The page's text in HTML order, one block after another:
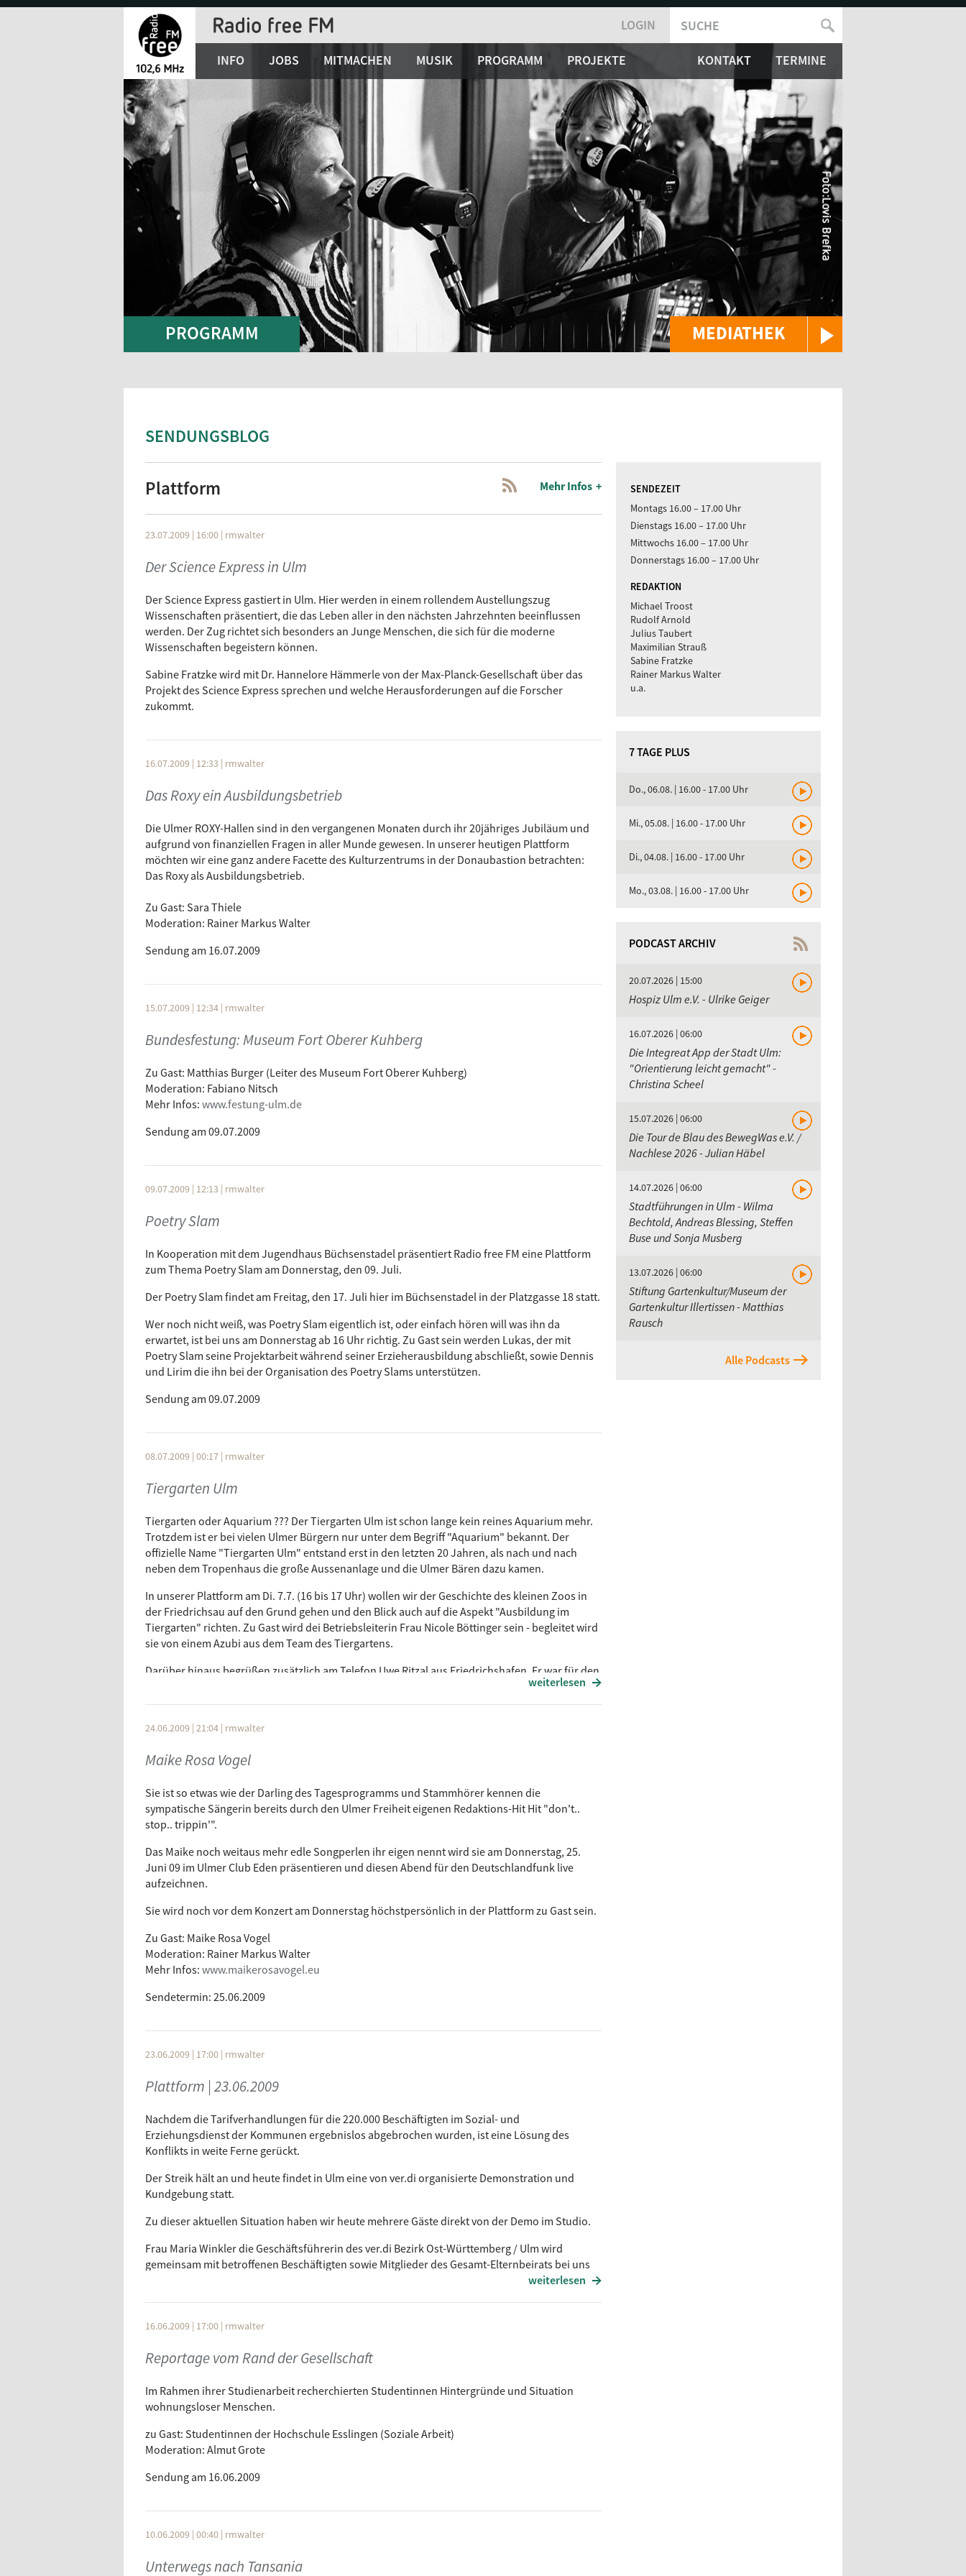
Jump
MEDIATHEK
LOGIN
SUCHFORMULAR
SUCHE
INFO JOBS MITMACHEN MUSIK PROGRAMM PROJEKTE KONTAKT TERMINE
PROGRAMM
SENDUNGSBLOG
Plattform Mehr Infos
23.07.2009 | 16:00 | rmwalter
Der Science Express in Ulm
Der Science Express gastiert in Ulm. Hier werden in einem rollendem Austellungszug
Wissenschaften präsentiert, die das Leben aller in den nächsten Jahrzehnten beeinflussen
werden. Der Zug richtet sich besonders an Junge Menschen, die sich für die moderne
Wissenschaften begeistern können.
Sabine Fratzke wird mit Dr. Hannelore Hämmerle von der Max-Planck-Gesellschaft über das
Projekt des Science Express sprechen und welche Herausforderungen auf die Forscher
zukommt.
16.07.2009 | 12:33 | rmwalter
Das Roxy ein Ausbildungsbetrieb
Die Ulmer ROXY-Hallen sind in den vergangenen Monaten durch ihr 20jähriges Jubiläum und
aufgrund von finanziellen Fragen in aller Munde gewesen. In unserer heutigen Plattform
möchten wir eine ganz andere Facette des Kulturzentrums in der Donaubastion betrachten:
Das Roxy als Ausbildungsbetrieb.
Zu Gast: Sara Thiele
Moderation: Rainer Markus Walter
Sendung am 16.07.2009
15.07.2009 | 12:34 | rmwalter
Bundesfestung: Museum Fort Oberer Kuhberg
Zu Gast: Matthias Burger (Leiter des Museum Fort Oberer Kuhberg)
Moderation: Fabiano Nitsch
Mehr Infos: www.festung-ulm.de
Sendung am 09.07.2009
09.07.2009 | 12:13 | rmwalter
Poetry Slam
In Kooperation mit dem Jugendhaus Büchsenstadel präsentiert Radio free FM eine Plattform
zum Thema Poetry Slam am Donnerstag, den 09. Juli.
Der Poetry Slam findet am Freitag, den 17. Juli hier im Büchsenstadel in der Platzgasse 18 statt.
Wer noch nicht weiß, was Poetry Slam eigentlich ist, oder einfach hören will was ihn da
erwartet, ist bei uns am Donnerstag ab 16 Uhr richtig. Zu Gast sein werden Lukas, der mit
Poetry Slam seine Projektarbeit während seiner Erzieherausbildung abschließt, sowie Dennis
und Lirim die ihn bei der Organisation des Poetry Slams unterstützen.
Sendung am 09.07.2009
08.07.2009 | 00:17 | rmwalter
Tiergarten Ulm
Tiergarten oder Aquarium ??? Der Tiergarten Ulm ist schon lange kein reines Aquarium mehr.
Trotzdem ist er bei vielen Ulmer Bürgern nur unter dem Begriff "Aquarium" bekannt. Der
offizielle Name "Tiergarten Ulm" entstand erst in den letzten 20 Jahren, als nach und nach
neben dem Tropenhaus die große Aussenanlage und die Ulmer Bären dazu kamen.
In unserer Plattform am Di. 7.7. (16 bis 17 Uhr) wollen wir der Geschichte des kleinen Zoos in
der Friedrichsau auf den Grund gehen und den Blick auch auf die Aspekt "Ausbildung im
Tiergarten" richten. Zu Gast wird dei Betriebsleiterin Frau Nicole Böttinger sein - begleitet wird
sie von einem Azubi aus dem Team des Tiergartens.
Darüber hinaus begrüßen zusätzlich am Telefon Uwe Ritzal aus Friedrichshafen. Er war für den
Entwurf, die Konstruktion und letztendlich für die Bauleitung des neuen "Begehbaren
Aquariums" verantwortlich.
Zu Gast: Nicole Böttinger (Betriebsleiterin)
Mehr Infos:www.tiergarten.ulm.de
Sendung am 07.07.2009
weiterlesen
24.06.2009 | 21:04 | rmwalter
Maike Rosa Vogel
Sie ist so etwas wie der Darling des Tagesprogramms und Stammhörer kennen die
sympatische Sängerin bereits durch den Ulmer Freiheit eigenen Redaktions-Hit Hit "don't..
stop.. trippin'".
Das Maike noch weitaus mehr edle Songperlen ihr eigen nennt wird sie am Donnerstag, 25.
Juni 09 im Ulmer Club Eden präsentieren und diesen Abend für den Deutschlandfunk live
aufzeichnen.
Sie wird noch vor dem Konzert am Donnerstag höchstpersönlich in der Plattform zu Gast sein.
Zu Gast: Maike Rosa Vogel
Moderation: Rainer Markus Walter
Mehr Infos: www.maikerosavogel.eu
Sendetermin: 25.06.2009
23.06.2009 | 17:00 | rmwalter
Plattform | 23.06.2009
Nachdem die Tarifverhandlungen für die 220.000 Beschäftigten im Sozial- und
Erziehungsdienst der Kommunen ergebnislos abgebrochen wurden, ist eine Lösung des
Konflikts in weite Ferne gerückt.
Der Streik hält an und heute findet in Ulm eine von ver.di organisierte Demonstration und
Kundgebung statt.
Zu dieser aktuellen Situation haben wir heute mehrere Gäste direkt von der Demo im Studio.
Frau Maria Winkler die Geschäftsführerin des ver.di Bezirk Ost-Württemberg / Ulm wird
gemeinsam mit betroffenen Beschäftigten sowie Mitglieder des Gesamt-Elternbeirats bei uns
Unserer Redakteurin Almut Grote wird durch die Sendung führen und versuchen die
Sichtweisen der Beteiligten zu beleuchten.
zu Gast: Maria Winkler(Geschäftsführerin ver.di Ost-Württemberg / Ulm)
Moderation: Almut Grote
Sendung am 16.06.2009
weiterlesen
16.06.2009 | 17:00 | rmwalter
Reportage vom Rand der Gesellschaft
Im Rahmen ihrer Studienarbeit recherchierten Studentinnen Hintergründe und Situation
wohnungsloser Menschen.
zu Gast: Studentinnen der Hochschule Esslingen (Soziale Arbeit)
Moderation: Almut Grote
Sendung am 16.06.2009
10.06.2009 | 00:40 | rmwalter
Unterwegs nach Tansania
SENDEZEIT
Montags 16.00 – 17.00 Uhr
Dienstags 16.00 – 17.00 Uhr
Mittwochs 16.00 – 17.00 Uhr
Donnerstags 16.00 – 17.00 Uhr
REDAKTION
Michael Troost
Rudolf Arnold
Julius Taubert
Maximilian Strauß
Sabine Fratzke
Rainer Markus Walter
u.a.
7 TAGE PLUS
Do., 06.08. | 16.00 - 17.00 Uhr
Mi., 05.08. | 16.00 - 17.00 Uhr
Di., 04.08. | 16.00 - 17.00 Uhr
Mo., 03.08. | 16.00 - 17.00 Uhr
PODCAST ARCHIV
20.07.2026 | 15:00
Hospiz Ulm e.V. - Ulrike Geiger
16.07.2026 | 06:00
Die Integreat App der Stadt Ulm:
"Orientierung leicht gemacht" -
Christina Scheel
15.07.2026 | 06:00
Die Tour de Blau des BewegWas e.V. /
Nachlese 2026 - Julian Häbel
14.07.2026 | 06:00
Stadtführungen in Ulm - Wilma
Bechtold, Andreas Blessing, Steffen
Buse und Sonja Musberg
13.07.2026 | 06:00
Stiftung Gartenkultur/Museum der
Gartenkultur Illertissen - Matthias
Rausch
Alle Podcasts